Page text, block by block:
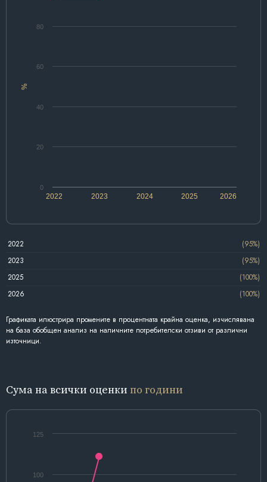
%
2022 2024 2026
2023 2025
0
20
40
60
80
2022
(95%)
2023
(95%)
2025
(100%)
2026
(100%)
Графиката илюстрира промените в процентната крайна оценка, изчислявана
на база обобщен анализ на наличните потребителски отзиви от различни
източници.
Сума на всички оценки по години
100
125